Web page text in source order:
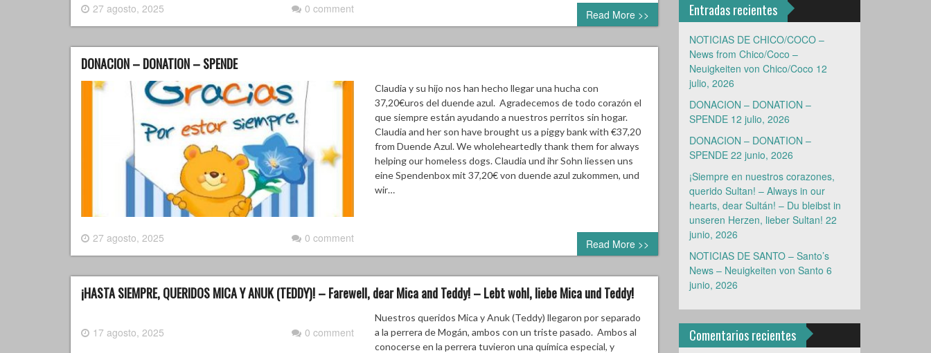
27 agosto, 2025 0 comment Read More >>
DONACION – DONATION – SPENDE
27 agosto, 2025 0 comment
Claudia y su hijo nos han hecho llegar una hucha con
37,20€uros del duende azul. Agradecemos de todo corazón el
que siempre están ayudando a nuestros perritos sin hogar.
Claudia and her son have brought us a piggy bank with €37,20
from Duende Azul. We wholeheartedly thank them for always
helping our homeless dogs. Claudia und ihr Sohn liessen uns
eine Spendenbox mit 37,20€ von duende azul zukommen, und
wir…
Read More >>
¡HASTA SIEMPRE, QUERIDOS MICA Y ANUK (TEDDY)! – Farewell, dear Mica and Teddy! – Lebt wohl, liebe Mica und Teddy!
17 agosto, 2025 0 comment
Nuestros queridos Mica y Anuk (Teddy) llegaron por separado
a la perrera de Mogán, ambos con un triste pasado. Ambos al
conocerse en la perrera tuvieron una química especial, y
Entradas recientes
NOTICIAS DE CHICO/COCO –
News from Chico/Coco –
Neuigkeiten von Chico/Coco 12
julio, 2026
DONACION – DONATION –
SPENDE 12 julio, 2026
DONACION – DONATION –
SPENDE 22 junio, 2026
¡Siempre en nuestros corazones,
querido Sultan! – Always in our
hearts, dear Sultán! – Du bleibst in
unseren Herzen, lieber Sultan! 22
junio, 2026
NOTICIAS DE SANTO – Santo’s
News – Neuigkeiten von Santo 6
junio, 2026
Comentarios recientes